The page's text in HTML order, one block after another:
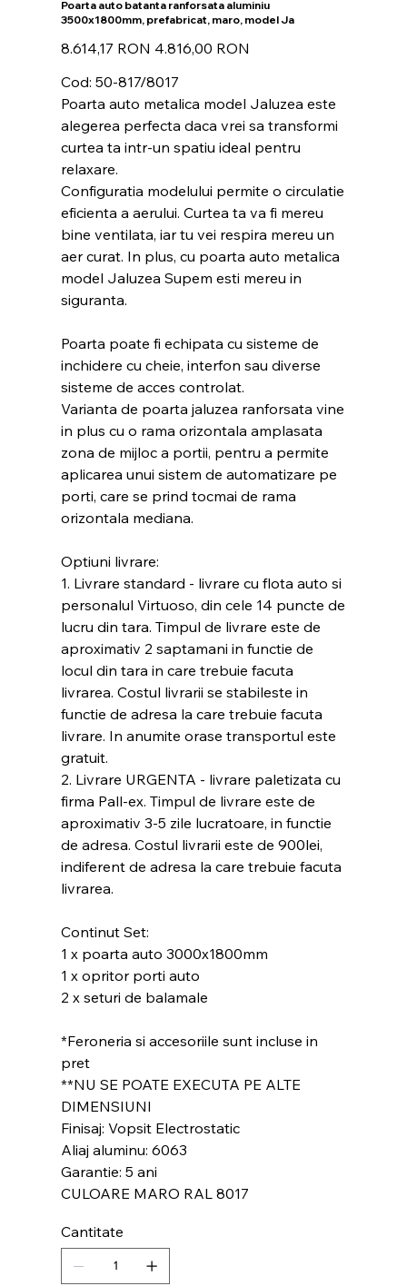
Poarta auto batanta ranforsata aluminiu
3500x1800mm, prefabricat, maro, model Ja
Preț
inițial
8.614,17 RON
Preț
redus
4.816,00 RON
Cod: 50-817/8017
Poarta auto metalica model Jaluzea este
alegerea perfecta daca vrei sa transformi
curtea ta intr-un spatiu ideal pentru
relaxare.
Configuratia modelului permite o circulatie
eficienta a aerului. Curtea ta va fi mereu
bine ventilata, iar tu vei respira mereu un
aer curat. In plus, cu poarta auto metalica
model Jaluzea Supem esti mereu in
siguranta.
Poarta poate fi echipata cu sisteme de
inchidere cu cheie, interfon sau diverse
sisteme de acces controlat.
Varianta de poarta jaluzea ranforsata vine
in plus cu o rama orizontala amplasata
zona de mijloc a portii, pentru a permite
aplicarea unui sistem de automatizare pe
porti, care se prind tocmai de rama
orizontala mediana.
Optiuni livrare:
1. Livrare standard - livrare cu flota auto si
personalul Virtuoso, din cele 14 puncte de
lucru din tara. Timpul de livrare este de
aproximativ 2 saptamani in functie de
locul din tara in care trebuie facuta
livrarea. Costul livrarii se stabileste in
functie de adresa la care trebuie facuta
livrare. In anumite orase transportul este
gratuit.
2. Livrare URGENTA - livrare paletizata cu
firma Pall-ex. Timpul de livrare este de
aproximativ 3-5 zile lucratoare, in functie
de adresa. Costul livrarii este de 900lei,
indiferent de adresa la care trebuie facuta
livrarea.
Continut Set:
1 x poarta auto 3000x1800mm
1 x opritor porti auto
2 x seturi de balamale
*Feroneria si accesoriile sunt incluse in
pret
**NU SE POATE EXECUTA PE ALTE
DIMENSIUNI
Finisaj: Vopsit Electrostatic
Aliaj aluminu: 6063
Garantie: 5 ani
CULOARE MARO RAL 8017
Cantitate